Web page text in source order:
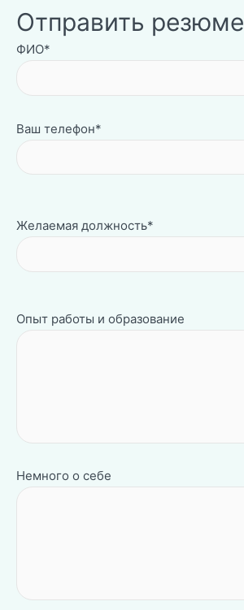
Отправить резюме
ФИО*
Ваш телефон*
Желаемая должность*
Опыт работы и образование
Немного о себе